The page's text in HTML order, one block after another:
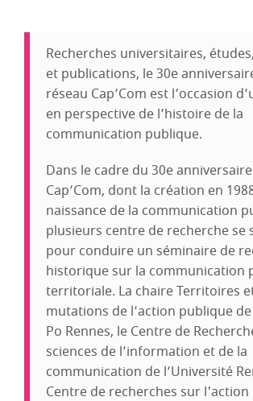
Recherches universitaires,
et publications, le 30e
réseau Cap’Com est l’occasion
en perspective de l’histoire de la
communication publique.
Dans le cadre du 30e
Cap’Com, dont la création en
naissance de la communication
plusieurs centre de recherche se
pour conduire un séminaire de
historique sur la communication
territoriale. La chaire Territoires
mutations de l’action publique de
Po Rennes, le Centre de
sciences de l’information et de la
communication de l’Université
Centre de recherches sur